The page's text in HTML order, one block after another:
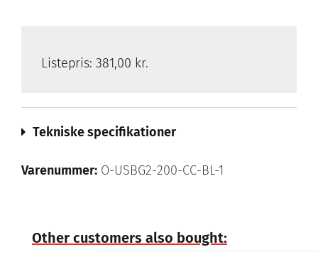
Listepris: 381,00 kr.
Tekniske specifikationer
Varenummer: O-USBG2-200-CC-BL-1
Other customers also bought: